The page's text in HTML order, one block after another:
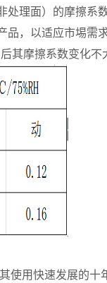
理面）的摩擦系
，以适应市埸需
其摩擦系数变化不
使用快速发展的